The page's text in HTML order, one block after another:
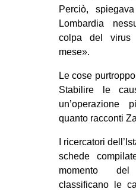
Perciò,
Lombardia
colpa del
mese».
Le cose
Stabilire le
un’operazione
quanto racconti
I ricercatori
schede
momento
classificano le